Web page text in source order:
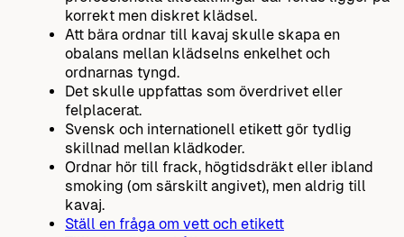
korrekt men diskret klädsel.
Att bära ordnar till kavaj skulle skapa en
obalans mellan klädselns enkelhet och
ordnarnas tyngd.
Det skulle uppfattas som överdrivet eller
felplacerat.
Svensk och internationell etikett gör tydlig
skillnad mellan klädkoder.
Ordnar hör till frack, högtidsdräkt eller ibland
smoking (om särskilt angivet), men aldrig till
kavaj.
Ställ en fråga om vett och etikett